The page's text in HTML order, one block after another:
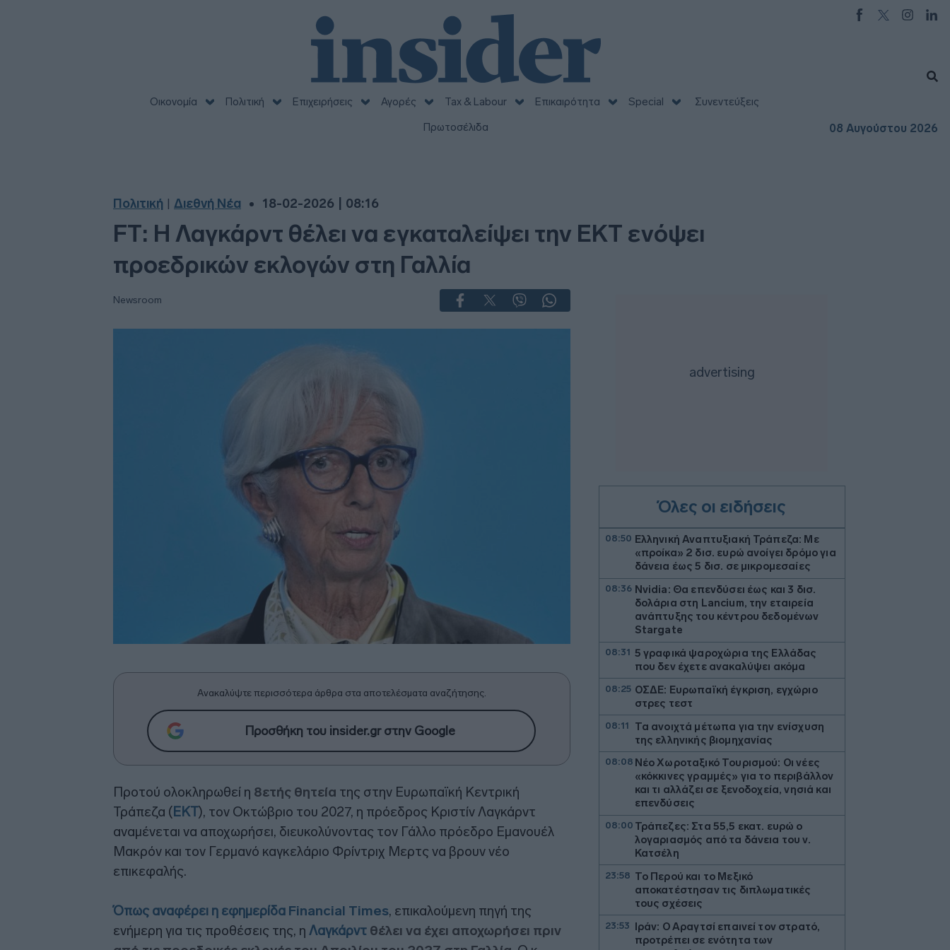
Οικονομία Πολιτική Επιχειρήσεις Αγορές Tax & Labour Επικαιρότητα Special
Συνεντεύξεις
Πρωτοσέλιδα
08 Αυγούστου 2026
Πολιτική Διεθνή Νέα 18-02-2026 | 08:16
FT: Η Λαγκάρντ θέλει να εγκαταλείψει την ΕΚΤ ενόψει
προεδρικών εκλογών στη Γαλλία
Newsroom
Ανακαλύψτε περισσότερα άρθρα στα αποτελέσματα αναζήτησης.
Προσθήκη του insider.gr στην Google
Προτού ολοκληρωθεί η 8ετής θητεία της στην Ευρωπαϊκή Κεντρική
Τράπεζα (ΕΚΤ), τον Οκτώβριο του 2027, η πρόεδρος Κριστίν Λαγκάρντ
αναμένεται να αποχωρήσει, διευκολύνοντας τον Γάλλο πρόεδρο Εμανουέλ
Μακρόν και τον Γερμανό καγκελάριο Φρίντριχ Μερτς να βρουν νέο
επικεφαλής.
Όπως αναφέρει η εφημερίδα Financial Times, επικαλούμενη πηγή της
ενήμερη για τις προθέσεις της, η Λαγκάρντ θέλει να έχει αποχωρήσει πριν
Όλες οι ειδήσεις
08:50 Ελληνική Αναπτυξιακή Τράπεζα: Με
«προίκα» 2 δισ. ευρώ ανοίγει δρόμο για
δάνεια έως 5 δισ. σε μικρομεσαίες
08:36 Nvidia: Θα επενδύσει έως και 3 δισ.
δολάρια στη Lancium, την εταιρεία
ανάπτυξης του κέντρου δεδομένων
Stargate
08:31 5 γραφικά ψαροχώρια της Ελλάδας
που δεν έχετε ανακαλύψει ακόμα
08:25 ΟΣΔΕ: Ευρωπαϊκή έγκριση, εγχώριο
στρες τεστ
08:11
Τα ανοιχτά μέτωπα για την ενίσχυση
της ελληνικής βιομηχανίας
08:08 Νέο Χωροταξικό Τουρισμού: Οι νέες
«κόκκινες γραμμές» για το περιβάλλον
και τι αλλάζει σε ξενοδοχεία, νησιά και
επενδύσεις
08:00 Τράπεζες: Στα 55,5 εκατ. ευρώ ο
λογαριασμός από τα δάνεια του ν.
Κατσέλη
23:58 Το Περού και το Μεξικό
αποκατέστησαν τις διπλωματικές
τους σχέσεις
23:53 Ιράν: Ο Αραγτσί επαινεί τον στρατό,
προτρέπει σε ενότητα των